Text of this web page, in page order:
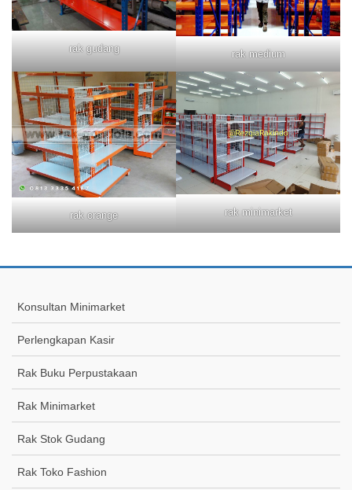
rak gudang rak medium
rak orange rak minimarket
Konsultan Minimarket
Perlengkapan Kasir
Rak Buku Perpustakaan
Rak Minimarket
Rak Stok Gudang
Rak Toko Fashion